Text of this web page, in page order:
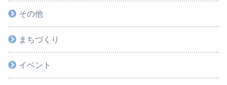
その他
まちづくり
イベント